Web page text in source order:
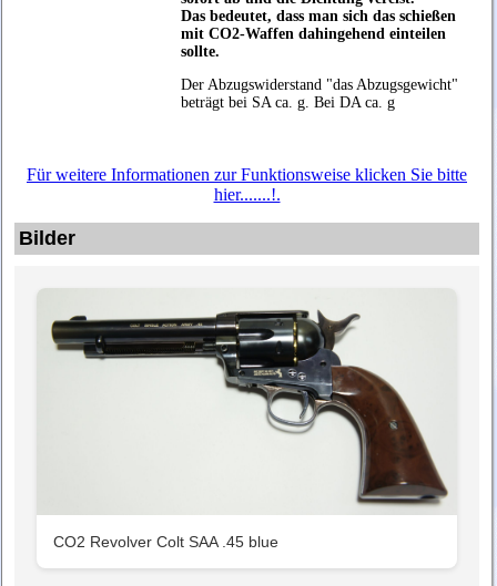
Das bedeutet, dass man sich das schießen
mit CO2-Waffen dahingehend einteilen
sollte.
Der Abzugswiderstand "das Abzugsgewicht"
beträgt bei SA ca. g. Bei DA ca. g
Für weitere Informationen zur Funktionsweise klicken Sie bitte
hier.......!.
Bilder
CO2 Revolver Colt SAA .45 blue